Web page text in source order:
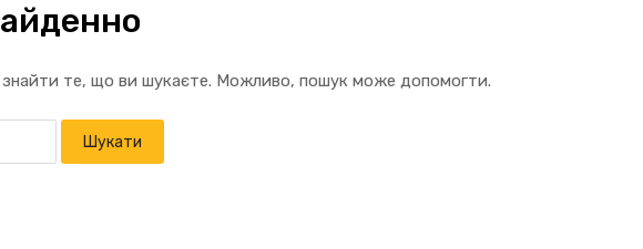
те, що ви шукаєте. Можливо, пошук може допомогти.